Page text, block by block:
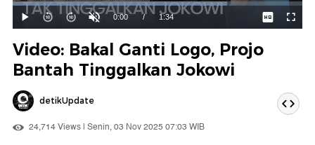
Mainkan
Suara
Hidup
Waktu
0:00 / Durasi
1:34
Dimuat:
73.98%
Video: Bakal Ganti Logo, Projo
Bantah Tinggalkan Jokowi
detikUpdate
24,714 Views | Senin, 03 Nov 2025 07:03 WIB